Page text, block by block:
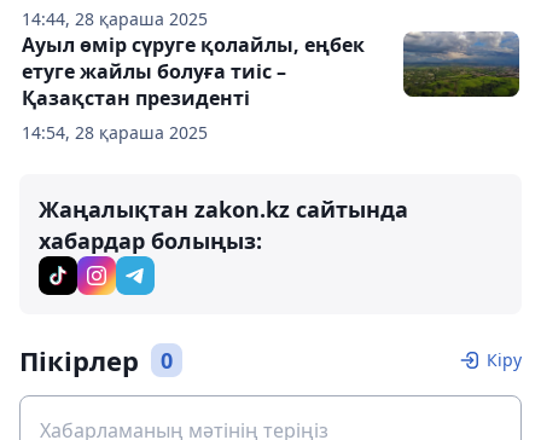
14:44, 28 қараша 2025
14:54, 28 қараша 2025
Ауыл өмір сүруге қолайлы, еңбек
етуге жайлы болуға тиіс –
Қазақстан президенті
Жаңалықтан zakon.kz сайтында
хабардар болыңыз:
Пікірлер 0 Кіру